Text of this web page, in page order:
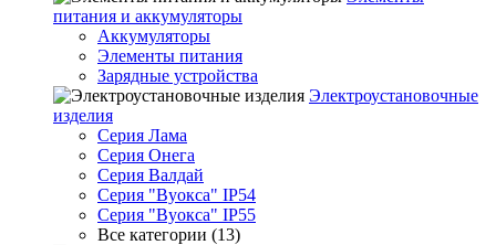
питания и аккумуляторы
Аккумуляторы
Элементы питания
Зарядные устройства
Электроустановочные
изделия
Серия Лама
Серия Онега
Серия Валдай
Серия "Вуокса" IP54
Серия "Вуокса" IP55
Все категории (13)